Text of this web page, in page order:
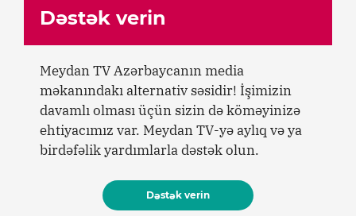
Dəstək verin
Meydan TV Azərbaycanın media
məkanındakı alternativ səsidir! İşimizin
davamlı olması üçün sizin də köməyinizə
ehtiyacımız var. Meydan TV-yə aylıq və ya
birdəfəlik yardımlarla dəstək olun.
Dəstək verin